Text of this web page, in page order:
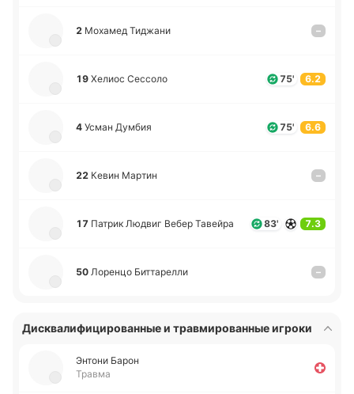
2 Мо­ха­мед Ти­джа­ни –
19 Хелиос Се­ссо­ло 75' 6.2
4 Усман Думбия 75' 6.6
22 Кевин Мартин –
17 Патрик Людвиг Вебер Та­вей­ра 83' 7.3
50 Ло­ре­нцо Би­тта­ре­лли –
Дисквалифицированные и травмированные игроки
Энтони Барон
Травма